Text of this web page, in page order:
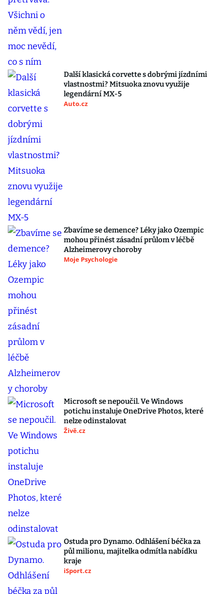
Další klasická corvette s dobrými jízdními
vlastnostmi? Mitsuoka znovu využije
legendární MX-5
Auto.cz
Zbavíme se demence? Léky jako Ozempic
mohou přinést zásadní průlom v léčbě
Alzheimerovy choroby
Moje Psychologie
Microsoft se nepoučil. Ve Windows
potichu instaluje OneDrive Photos, které
nelze odinstalovat
Živě.cz
Ostuda pro Dynamo. Odhlášení béčka za
půl milionu, majitelka odmítla nabídku
kraje
iSport.cz